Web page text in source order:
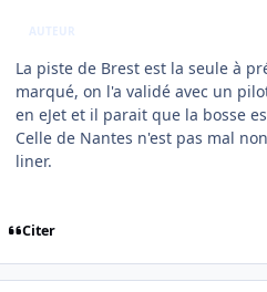
AUTEUR
La piste de Brest est la seule à
marqué, on l'a validé avec un
en eJet et il parait que la bosse
Celle de Nantes n'est pas mal
liner.
Citer